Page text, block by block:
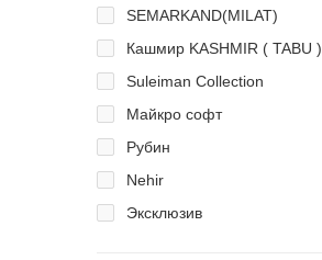
SEMARKAND(MILAT)
Кашмир KASHMIR ( TABU )
Suleiman Collection
Майкро софт
Рубин
Nehir
Эксклюзив